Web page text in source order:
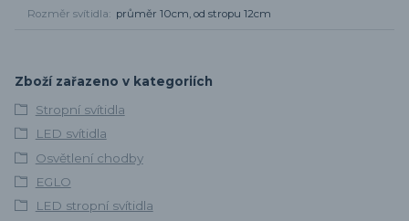
Rozměr svítidla průměr 10cm, od stropu 12cm
Zboží zařazeno v kategoriích
Stropní svítidla
LED svítidla
Osvětlení chodby
EGLO
LED stropní svítidla